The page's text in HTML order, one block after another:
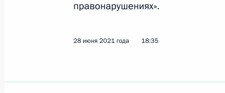
телекоммуникационных сетях
1 июля 2021 года, 13:30
правонарушениях».
28 июня 2021 года 18:35